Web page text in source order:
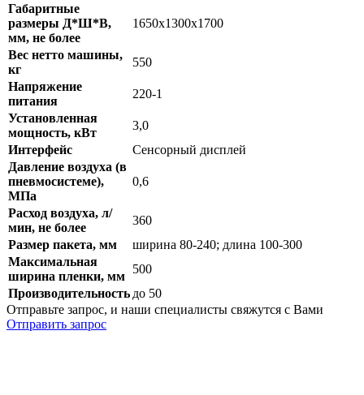
Габаритные
размеры Д*Ш*В,
мм, не более
1650x1300x1700
Вес нетто машины,
кг
550
Напряжение
питания
220-1
Установленная
мощность, кВт
3,0
Интерфейс
Сенсорный дисплей
Давление воздуха (в
пневмосистеме),
МПа
0,6
Расход воздуха, л/
мин, не более
360
Размер пакета, мм
ширина 80-240; длина 100-300
Максимальная
ширина пленки, мм
500
Производительность до 50
Отправьте запрос, и наши специалисты свяжутся с Вами
Отправить запрос